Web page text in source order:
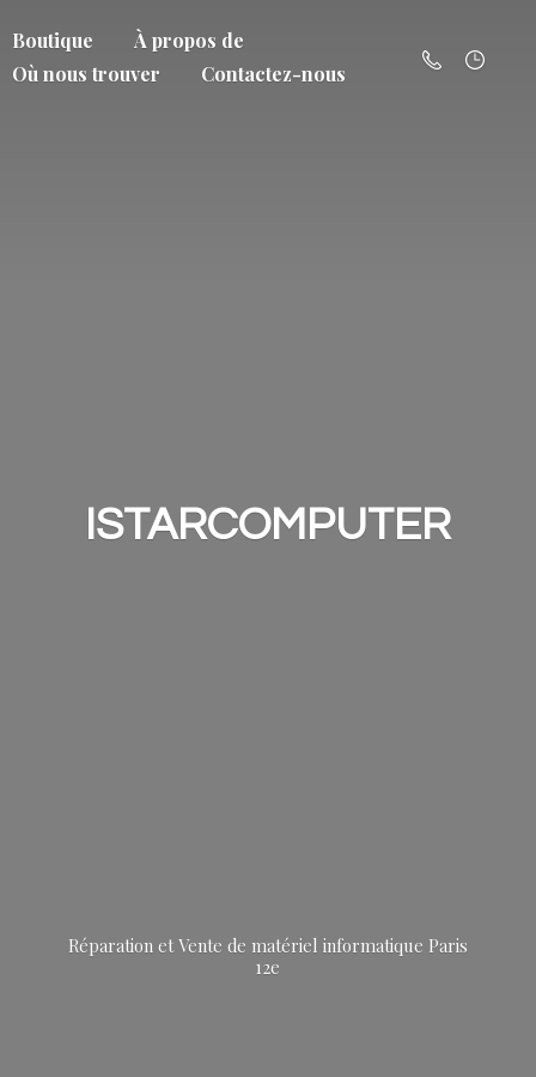
Boutique
À propos de
Où nous trouver
Contactez-nous
ISTARCOMPUTER
Réparation et Vente de matériel informatique Paris
12e